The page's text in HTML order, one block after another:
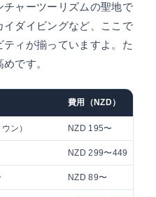
ャーツーリズムの聖地で
ダイビングなど、ここで
ィが揃っていますよ。た
です。
費用（NZD）
ン） NZD 195〜
NZD 299〜449
NZD 89〜